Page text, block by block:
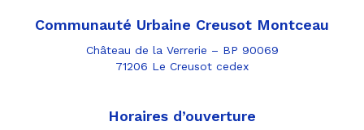
Communauté Urbaine Creusot Montceau
Château de la Verrerie – BP 90069
71206 Le Creusot cedex
Horaires d’ouverture